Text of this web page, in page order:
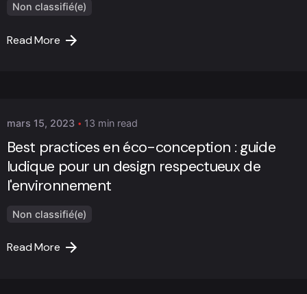
Non classifié(e)
Read More
mars 15, 2023 13 min read
Best practices en éco-conception : guide
ludique pour un design respectueux de
l'environnement
Non classifié(e)
Read More